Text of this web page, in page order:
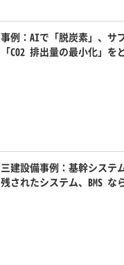
事例：AIで「脱炭素」、サ
「CO2 排出量の最小化」
三建設備事例：基幹システ
残されたシステム、BMS な